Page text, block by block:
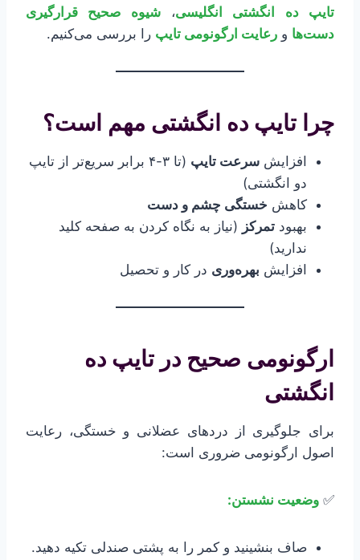
تایپ ده انگشتی انگلیسی،شیوه صحیح قرارگیری
دست‌ها و رعایت ارگونومی تایپ را بررسی می‌کنیم.
چرا تایپ ده انگشتی مهم است؟
افزایش سرعت تایپ
(تا ۳-۴ برابر سریع‌تر از تایپ
دو انگشتی)
کاهش خستگی چشم و دست
بهبود تمرکز (نیاز به نگاه کردن به صفحه کلید
ندارید)
افزایش بهره‌وری در کار و تحصیل
ارگونومی صحیح در تایپ ده
انگشتی
برای جلوگیری از دردهای عضلانی و خستگی، رعایت
اصول ارگونومی ضروری است:
✅ وضعیت نشستن:
صاف بنشینید و کمر را به پشتی صندلی تکیه دهید.